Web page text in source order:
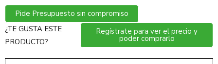
Pide Presupuesto sin compromiso
¿TE GUSTA ESTE
PRODUCTO?
Regístrate para ver el precio y
poder comprarlo